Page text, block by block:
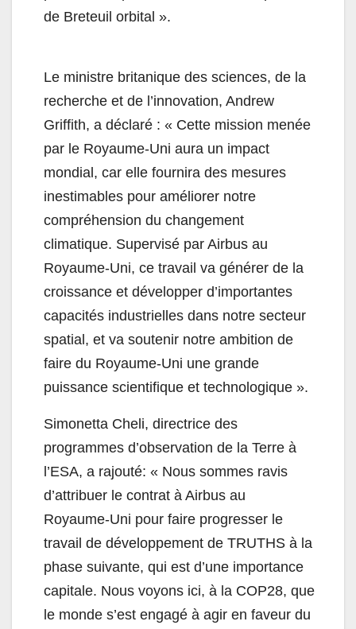
de Breteuil orbital ».
Le ministre britanique des sciences, de la
recherche et de l’innovation, Andrew
Griffith, a déclaré : « Cette mission menée
par le Royaume-Uni aura un impact
mondial, car elle fournira des mesures
inestimables pour améliorer notre
compréhension du changement
climatique. Supervisé par Airbus au
Royaume-Uni, ce travail va générer de la
croissance et développer d’importantes
capacités industrielles dans notre secteur
spatial, et va soutenir notre ambition de
faire du Royaume-Uni une grande
puissance scientifique et technologique ».
Simonetta Cheli, directrice des
programmes d’observation de la Terre à
l’ESA, a rajouté: « Nous sommes ravis
d’attribuer le contrat à Airbus au
Royaume-Uni pour faire progresser le
travail de développement de TRUTHS à la
phase suivante, qui est d’une importance
capitale. Nous voyons ici, à la COP28, que
le monde s’est engagé à agir en faveur du